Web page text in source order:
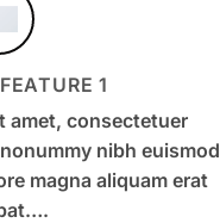
1
amet, consectetuer
nibh euismod
magna aliquam erat